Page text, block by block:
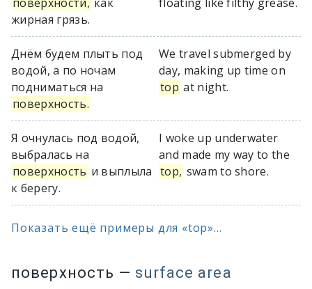
жирная грязь.
Днём будем плыть под
водой, а по ночам
подниматься на
поверхность.
We travel submerged by
day, making up time on
top at night.
Я очнулась под водой,
выбралась на
поверхность и выплыла
к берегу.
I woke up underwater
and made my way to the
top, swam to shore.
Показать ещё примеры для «top»...
поверхность — surface area